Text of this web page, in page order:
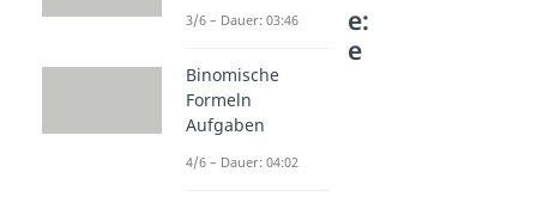
Weitere Inhalte:
Mathematische
Grundlagen
Rechenregeln
Rechengesetze
Dauer: 03:58
3/6 – Dauer: 03:46
Binomische
Formeln
Aufgaben
4/6 – Dauer: 04:02